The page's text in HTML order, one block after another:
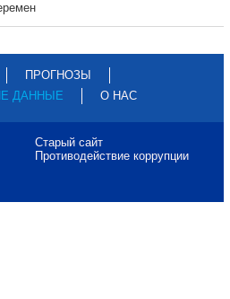
ПРОГНОЗЫ
ДАННЫЕ
О НАС
Старый сайт
Противодействие коррупции